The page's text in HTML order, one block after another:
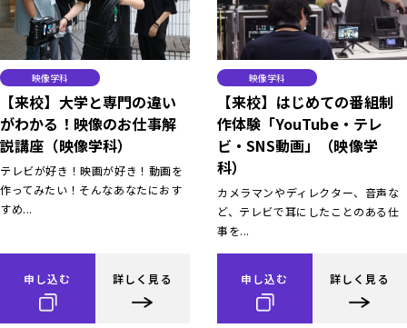
映像学科
【来校】大学と専門の違い
がわかる！映像のお仕事解
説講座（映像学科）
テレビが好き！映画が好き！動画を
作ってみたい！そんなあなたにおす
すめ...
申し込む 詳しく見る
映像学科
【来校】はじめての番組制
作体験「YouTube・テレ
ビ・SNS動画」（映像学
科）
カメラマンやディレクター、音声な
ど、テレビで耳にしたことのある仕
事を...
申し込む 詳しく見る